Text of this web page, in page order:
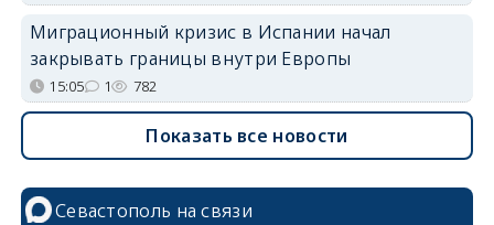
Миграционный кризис в Испании начал
закрывать границы внутри Европы
15:05 1 782
Показать все новости
Севастополь на связи